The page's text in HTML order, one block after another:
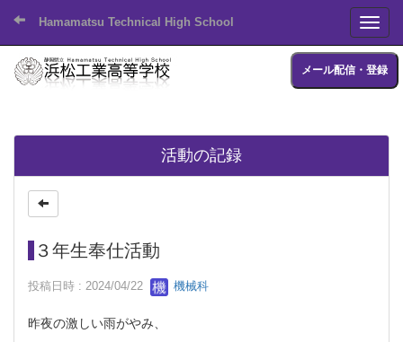
Hamamatsu Technical High School
メール配信・登録
活動の記録
３年生奉仕活動
投稿日時 : 2024/04/22 機械科
昨夜の激しい雨がやみ、